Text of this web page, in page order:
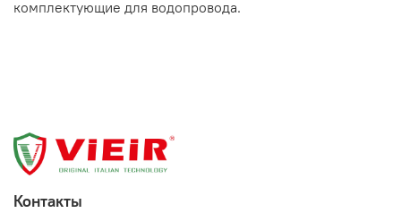
комплектующие для водопровода.
Контакты